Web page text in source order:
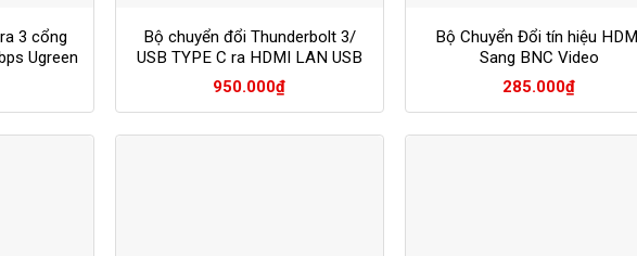
3 cổng
Ugreen
Bộ chuyển đổi Thunderbolt 3/
USB TYPE C ra HDMI LAN USB
3.0 Ugreen 40377
950.000₫
Bộ Chuyển Đổi tín hiệu HDMI
Sang BNC Video
285.000₫